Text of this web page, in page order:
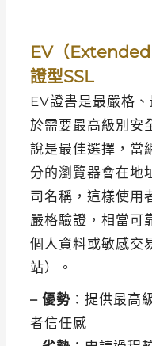
EV（
證型SSL
EV證書是最嚴格
於需要最高級別安
說是最佳選擇，當
分的瀏覽器會在地
司名稱，這樣使用
嚴格驗證，相當可
個人資料或敏感交
站）。
– 優勢：提供最高
者信任感